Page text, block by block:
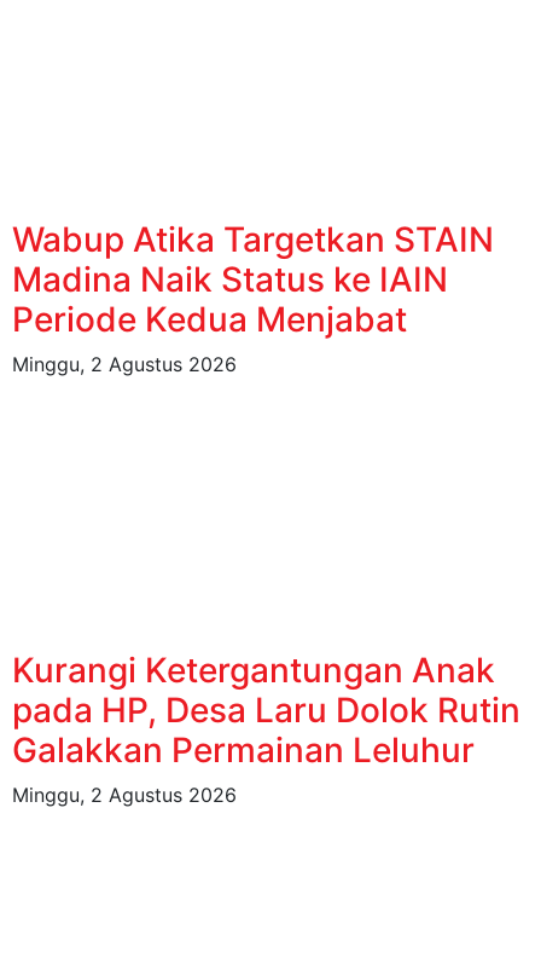
Wabup Atika Targetkan STAIN
Madina Naik Status ke IAIN
Periode Kedua Menjabat
Minggu, 2 Agustus 2026
Kurangi Ketergantungan Anak
pada HP, Desa Laru Dolok Rutin
Galakkan Permainan Leluhur
Minggu, 2 Agustus 2026